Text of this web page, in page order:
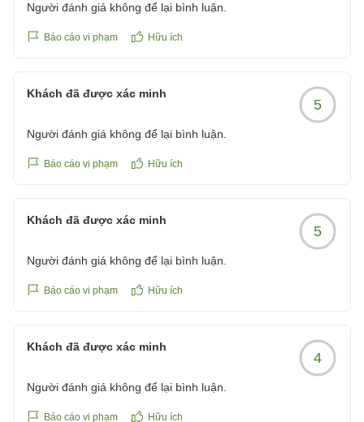
Người đánh giá không để lại bình luận.
Báo cáo vi phạm Hữu ích
Khách đã được xác minh
5
Người đánh giá không để lại bình luận.
Báo cáo vi phạm Hữu ích
Khách đã được xác minh
5
Người đánh giá không để lại bình luận.
Báo cáo vi phạm Hữu ích
Khách đã được xác minh
4
Người đánh giá không để lại bình luận.
Báo cáo vi phạm Hữu ích